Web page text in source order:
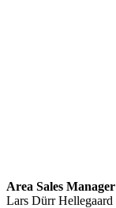
Area Sales Manager
Lars Dürr Hellegaard